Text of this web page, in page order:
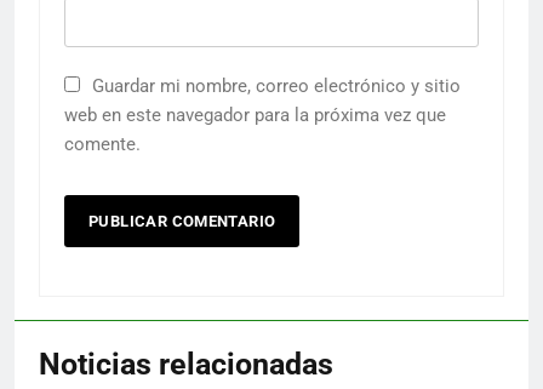
Guardar mi nombre, correo electrónico y sitio
web en este navegador para la próxima vez que
comente.
Noticias relacionadas